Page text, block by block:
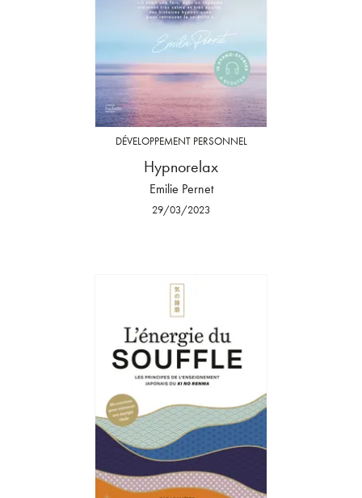
DÉVELOPPEMENT PERSONNEL
Hypnorelax
Emilie Pernet
29/03/2023